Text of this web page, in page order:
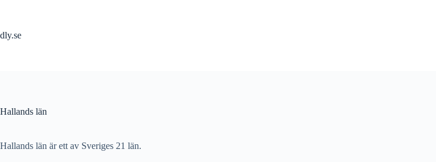
dly.se
Hallands län
Hallands län är ett av Sveriges 21 län.